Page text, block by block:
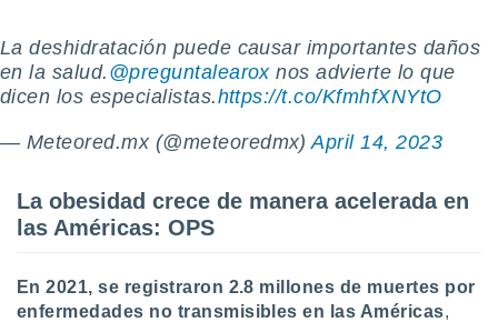
únicos
como
de
posible
La deshidratación puede causar importantes daños
en la salud. @preguntalearoxnos advierte lo que
dicen los especialistas.https://t.co/KfmhfXNYtO
— Meteored.mx (@meteoredmx)April 14, 2023
La obesidad crece de manera acelerada en
las Américas: OPS
En 2021, se registraron 2.8 millones de muertes por
enfermedades no transmisibles en las Américas,